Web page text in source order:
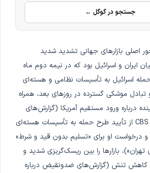
جستجو در گوگل ←
۱۴۰۴، محور اصلی بازارهای جهانی تشدید شدید
ایران و اسرائیل بود که در نیمه دوم ماه
اسرائیل به تأسیسات نظامی و هسته‌ای
خرداد و تبادل موشکی گسترده در روزهای بعد، همراه
درباره ورود مستقیم آمریکا (گزارش‌های
وال‌استریت‌ژورنال و CBS از تأیید طرح حمله به تأسیسات هسته‌ای
و درخواست او برای «تسلیم بدون قید و شرط»
تهران»)، بازارها را بین ریسک‌گریزی شدید و
کاهش تنش (گزارش‌های ضدونقیض درباره